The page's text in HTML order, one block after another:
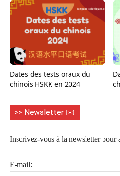
Dates des tests oraux du
chinois HSKK en 2024
>> Newsletter ✉️
Inscrivez-vous à la newsletter pour
E-mail: